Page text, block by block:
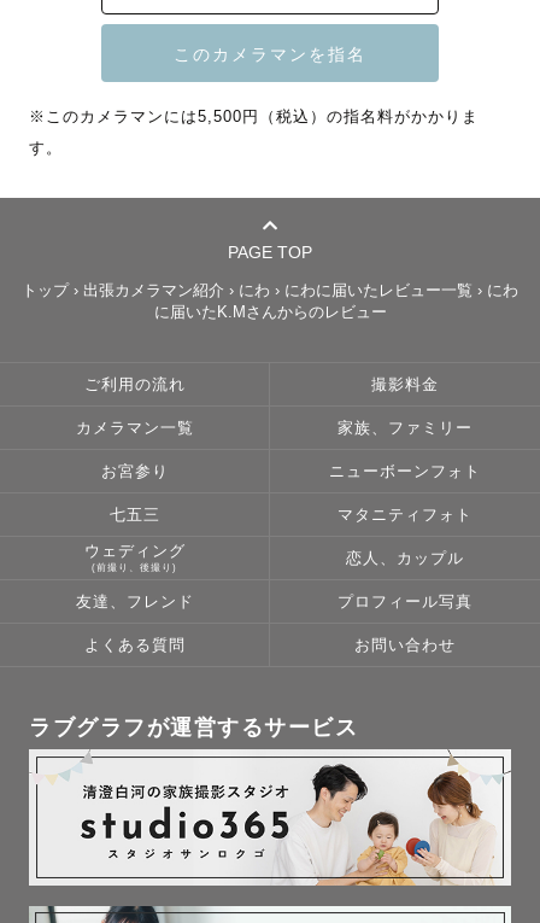
この度は数多くのカメラマンの中からページをご覧いただ
きありがとうございます！
はじめまして！
----------  撮影対応地域 ----------
静岡県 / 長野県 / 山梨県 / 愛知県
その他の地域も対応可能な場合がございます。
お気軽に公式LINEアカウントよりお問い合わせください
※ 往復の交通費が3,000円以上の場合、交通費のご相談を
---------- 撮影について ----------
事前にお写真のイメージやご依頼への想いなどをヒアリン
グいたします。
撮りたいポーズや一緒に写したい大切なもの、不安なこと
などなんでもご相談ください🌿
（文面だけではなく、ご希望に合わせてzoomやLINEのビ
デオ通話、音声通話での打ち合わせも可能です）
※このカメラマンには5,500円（税込）の指名料がかかりま
す。
PAGE TOP
トップ › 出張カメラマン紹介 › にわ › にわに届いたレビュー一覧 › にわ
に届いたK.Mさんからのレビュー
ご利用の流れ 撮影料金
カメラマン一覧 家族、ファミリー
お宮参り ニューボーンフォト
七五三 マタニティフォト
ウェディング
(前撮り、後撮り)
恋人、カップル
友達、フレンド プロフィール写真
よくある質問 お問い合わせ
ラブグラフが運営するサービス